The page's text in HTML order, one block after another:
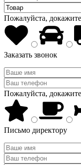
Пожалуйста,
Заказать звонок
Пожалуйста,
Письмо директору